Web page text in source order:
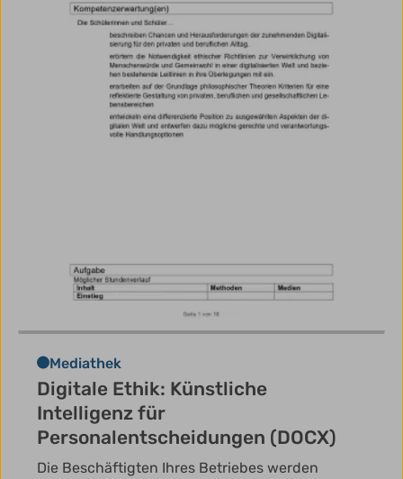
Mediathek
Digitale Ethik: Künstliche
Intelligenz für
Personalentscheidungen (DOCX)
Die Beschäftigten Ihres Betriebes werden